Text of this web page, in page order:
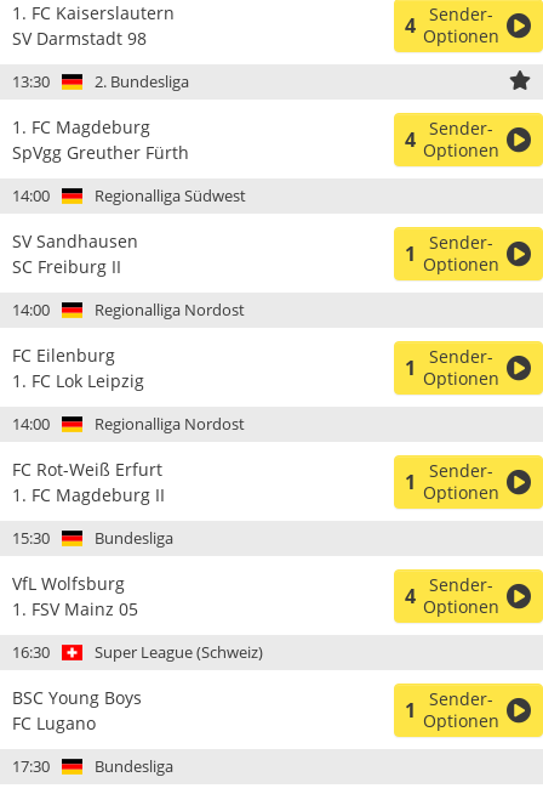
1. FC Kaiserslautern
SV Darmstadt 98
4 Sender-
Optionen
13:30 2. Bundesliga
1. FC Magdeburg
SpVgg Greuther Fürth
4 Sender-
Optionen
14:00 Regionalliga Südwest
SV Sandhausen
SC Freiburg II
1
Sender-
Optionen
14:00 Regionalliga Nordost
FC Eilenburg
1. FC Lok Leipzig
1
Sender-
Optionen
14:00 Regionalliga Nordost
FC Rot-Weiß Erfurt
1. FC Magdeburg II
1
Sender-
Optionen
15:30 Bundesliga
VfL Wolfsburg
1. FSV Mainz 05
4 Sender-
Optionen
16:30 Super League (Schweiz)
BSC Young Boys
FC Lugano
1
Sender-
Optionen
17:30 Bundesliga